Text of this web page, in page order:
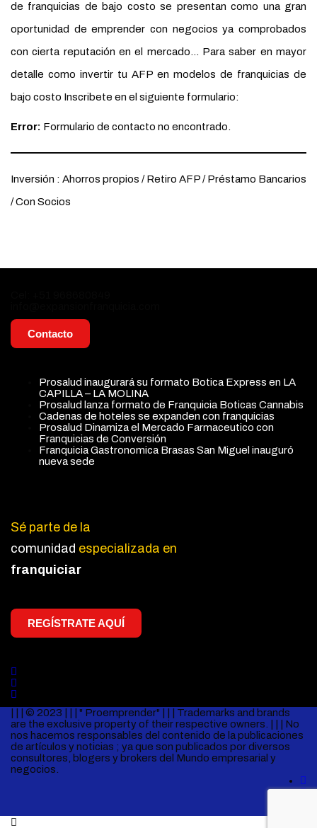
de franquicias de bajo costo se presentan como una gran
oportunidad de emprender con negocios ya comprobados
con cierta reputación en el mercado… Para saber en mayor
detalle como invertir tu AFP en modelos de franquicias de
bajo costo Inscribete en el siguiente formulario:
Error: Formulario de contacto no encontrado.
Inversión : Ahorros propios / Retiro AFP / Préstamo Bancarios
/ Con Socios
Contacto
Prosalud inaugurará su formato Botica Express en LA
CAPILLA – LA MOLINA
Prosalud lanza formato de Franquicia Boticas Cannabis
Cadenas de hoteles se expanden con franquicias
Prosalud Dinamiza el Mercado Farmaceutico con
Franquicias de Conversión
Franquicia Gastronomica Brasas San Miguel inauguró
nueva sede
Sé parte de la
comunidad especializada en
franquiciar
REGÍSTRATE AQUÍ
| | | © 2023 | | | " Proemprender" | | | Trademarks and brands
are the exclusive property of their respective owners. | | | No
nos hacemos responsables del contenido de la publicaciones
de artículos y noticias ; ya que son publicados por diversos
consultores, blogers y brokers del Mundo empresarial y
negocios.